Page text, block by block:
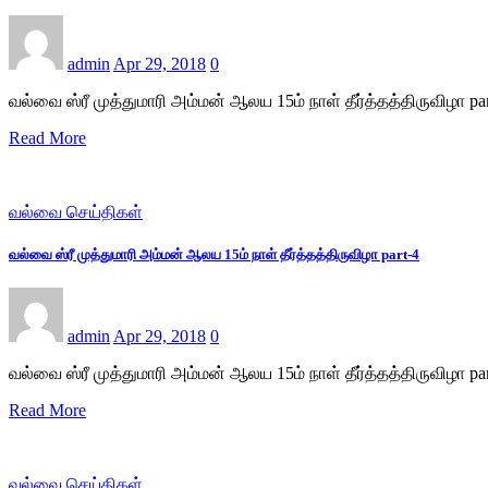
admin Apr 29, 2018 0
வல்வை ஸ்ரீ முத்துமாரி அம்மன் ஆலய 15ம் நாள் தீர்த்தத்திருவிழா
Read More
வல்வை செய்திகள்
வல்வை ஸ்ரீ முத்துமாரி அம்மன் ஆலய 15ம் நாள் தீர்த்தத்திருவிழா part-4
admin Apr 29, 2018 0
வல்வை ஸ்ரீ முத்துமாரி அம்மன் ஆலய 15ம் நாள் தீர்த்தத்திருவிழா
Read More